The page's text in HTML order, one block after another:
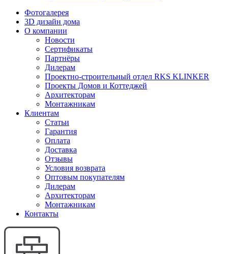
Фотогалерея
3D дизайн дома
О компании
Новости
Сертификаты
Партнёры
Дилерам
Проектно-строительный отдел RKS KLINKER
Проекты Домов и Коттеджей
Архитекторам
Монтажникам
Клиентам
Статьи
Гарантия
Оплата
Доставка
Отзывы
Условия возврата
Оптовым покупателям
Дилерам
Архитекторам
Монтажникам
Контакты